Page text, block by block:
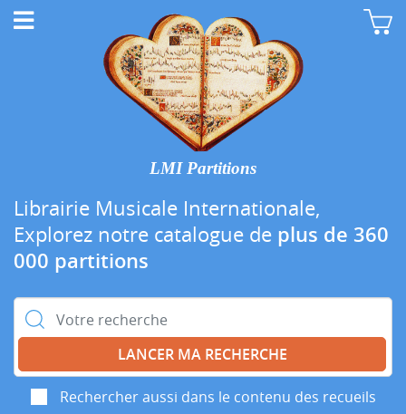
LMI Partitions
Librairie Musicale Internationale,
Explorez notre catalogue de plus de 360
000 partitions
Rechercher :
Rechercher aussi dans le contenu des recueils